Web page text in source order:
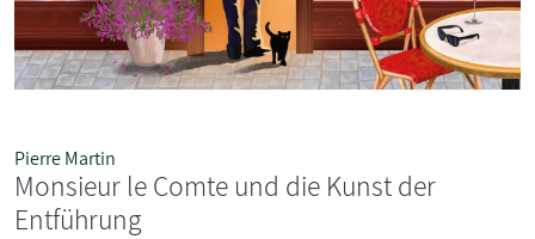
Pierre Martin
Monsieur le Comte und die Kunst der
Entführung